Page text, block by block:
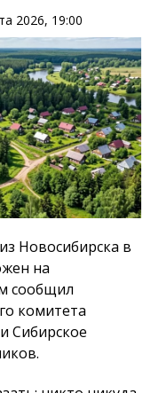
2026, 19:00
Новосибирска в
на
сообщил
комитета
Сибирское